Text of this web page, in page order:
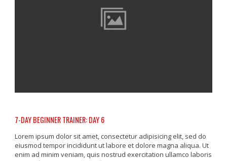
7-DAY BEGINNER TRAINER: DAY 6
Lorem ipsum dolor sit amet, consectetur adipisicing elit, sed do
eiusmod tempor incididunt ut labore et dolore magna aliqua. Ut
enim ad minim veniam, quis nostrud exercitation ullamco laboris